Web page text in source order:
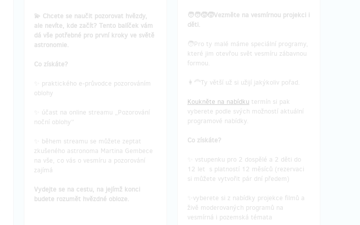
💫 Chcete se naučit pozorovat hvězdy,
ale nevíte, kde začít? Tento balíček vám
dá vše potřebné pro první kroky ve světě
astronomie.
Co získáte?
✨ praktického e-průvodce pozorováním
oblohy
✨ účast na online streamu „Pozorování
noční oblohy“
✨ během streamu se můžete zeptat
zkušeného astronoma Martina Gembece
na vše, co vás o vesmíru a pozorování
zajímá
Vydejte se na cestu, na jejímž konci
budete rozumět hvězdné obloze.
🧑‍🧑‍🧒‍🧒Vezměte na vesmírnou projekci i
děti.
🧑Pro ty malé máme speciální programy,
které jim otevřou svět vesmíru zábavnou
formou.
👩‍🦰Ty větší už si užijí jakýkoliv pořad.
Koukněte na nabídku termín si pak
vyberete podle svých možností aktuální
programové nabídky.
Co získáte?
✨ vstupenku pro 2 dospělé a 2 děti do
12 let s platností 12 měsíců (rezervaci
si můžete vytvořit pár dní předem)
✨vyberete si z nabídky projekce filmů a
živě moderovaných programů na
vesmírná i pozemská témata